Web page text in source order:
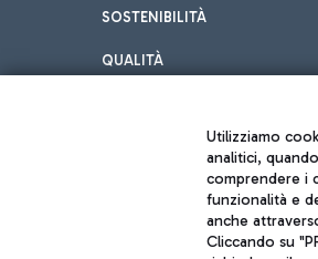
SOSTENIBILITÀ
QUALITÀ
Utilizziamo
analitici,
comprendere i
funzionalità e
anche
Cliccando su